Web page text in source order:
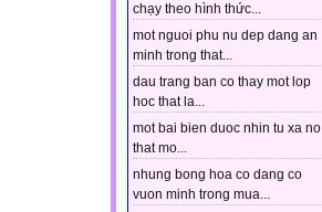
chạy theo hình thức...
mot nguoi phu nu dep dang an
minh trong that...
dau trang ban co thay mot lop
hoc that la...
mot bai bien duoc nhin tu xa no
that mo...
nhung bong hoa co dang co
vuon minh trong mua...